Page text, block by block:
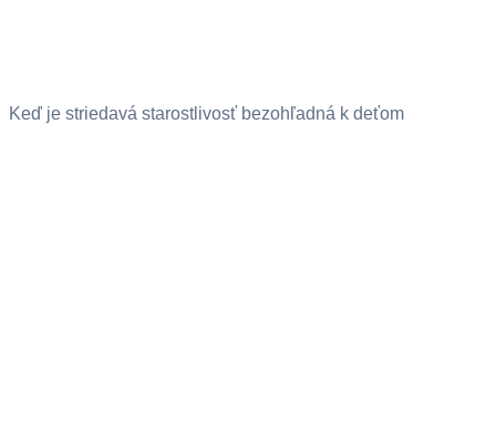
Keď je striedavá starostlivosť bezohľadná k deťom